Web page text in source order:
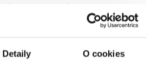
Detaily O cookies
Multivitamíny
stres vápnik
Vitamín A